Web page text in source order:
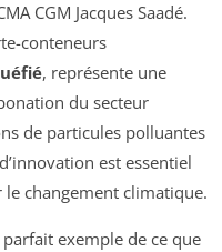
CGM Jacques Saadé.
conteneurs
, représente une
du secteur
de particules polluantes
est essentiel
changement climatique.
parfait exemple de ce que